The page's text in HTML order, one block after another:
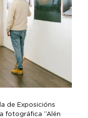
de Exposicións
fotográfica “Alén